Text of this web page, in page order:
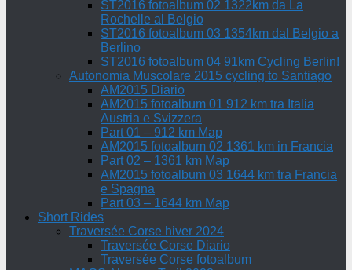
ST2016 fotoalbum 02 1322km da La
Rochelle al Belgio
ST2016 fotoalbum 03 1354km dal Belgio a
Berlino
ST2016 fotoalbum 04 91km Cycling Berlin!
Autonomia Muscolare 2015 cycling to Santiago
AM2015 Diario
AM2015 fotoalbum 01 912 km tra Italia
Austria e Svizzera
Part 01 – 912 km Map
AM2015 fotoalbum 02 1361 km in Francia
Part 02 – 1361 km Map
AM2015 fotoalbum 03 1644 km tra Francia
e Spagna
Part 03 – 1644 km Map
Short Rides
Traversée Corse hiver 2024
Traversée Corse Diario
Traversée Corse fotoalbum